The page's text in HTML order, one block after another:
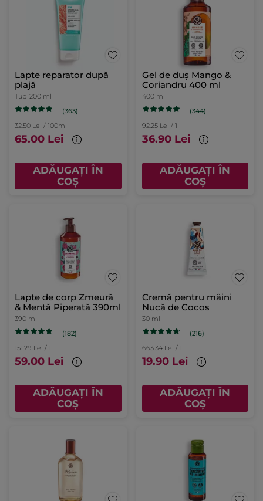
Lapte reparator după
plajă
Tub 200 ml
(363)
32.50 Lei / 100ml
65.00 Lei
ADĂUGAȚI ÎN
COȘ
Gel de duș Mango &
Coriandru 400 ml
400 ml
(344)
92.25 Lei / 1l
36.90 Lei
ADĂUGAȚI ÎN
COȘ
Lapte de corp Zmeură
& Mentă Piperată 390ml
390 ml
(182)
151.29 Lei / 1l
59.00 Lei
ADĂUGAȚI ÎN
COȘ
Cremă pentru mâini
Nucă de Cocos
30 ml
(216)
663.34 Lei / 1l
19.90 Lei
ADĂUGAȚI ÎN
COȘ